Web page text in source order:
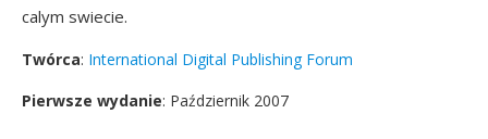
calym swiecie.
Twórca: International Digital Publishing Forum
Pierwsze wydanie: Październik 2007